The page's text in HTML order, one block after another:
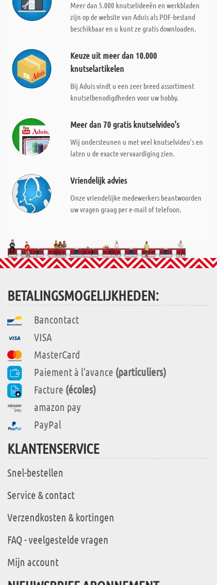
Meer dan 5.000 knutselideeën en werkbladen
zijn op de website van Aduis als PDF-bestand
beschikbaar en u kunt ze gratis downloaden.
Keuze uit meer dan 10.000
knutselartikelen
Bij Aduis vindt u een zeer breed assortiment
knutselbenodigdheden voor uw hobby.
Meer dan 70 gratis knutselvideo's
Wij ondersteunen u met veel knutselvideo's en
laten u de exacte vervaardiging zien.
Vriendelijk advies
Onze vriendelijke medewerkers beantwoorden
uw vragen graag per e-mail of telefoon.
BETALINGSMOGELIJKHEDEN:
Bancontact
VISA
MasterCard
Paiement à l'avance (particuliers)
Facture (écoles)
amazon pay
PayPal
KLANTENSERVICE
Snel-bestellen
Service & contact
Verzendkosten & kortingen
FAQ - veelgestelde vragen
Mijn account